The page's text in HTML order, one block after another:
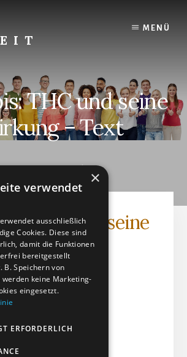
MENÜ
THC und seine
– Text
JUNI 19, 2024 by
THC und seine
- Text
KB
2024
06-2024
×
verwendet
ausschließlich
Cookies. Diese sind
damit die Funktionen
bereitgestellt
B. Speichern von
werden keine Marketing-
eingesetzt.
ERFORDERLICH